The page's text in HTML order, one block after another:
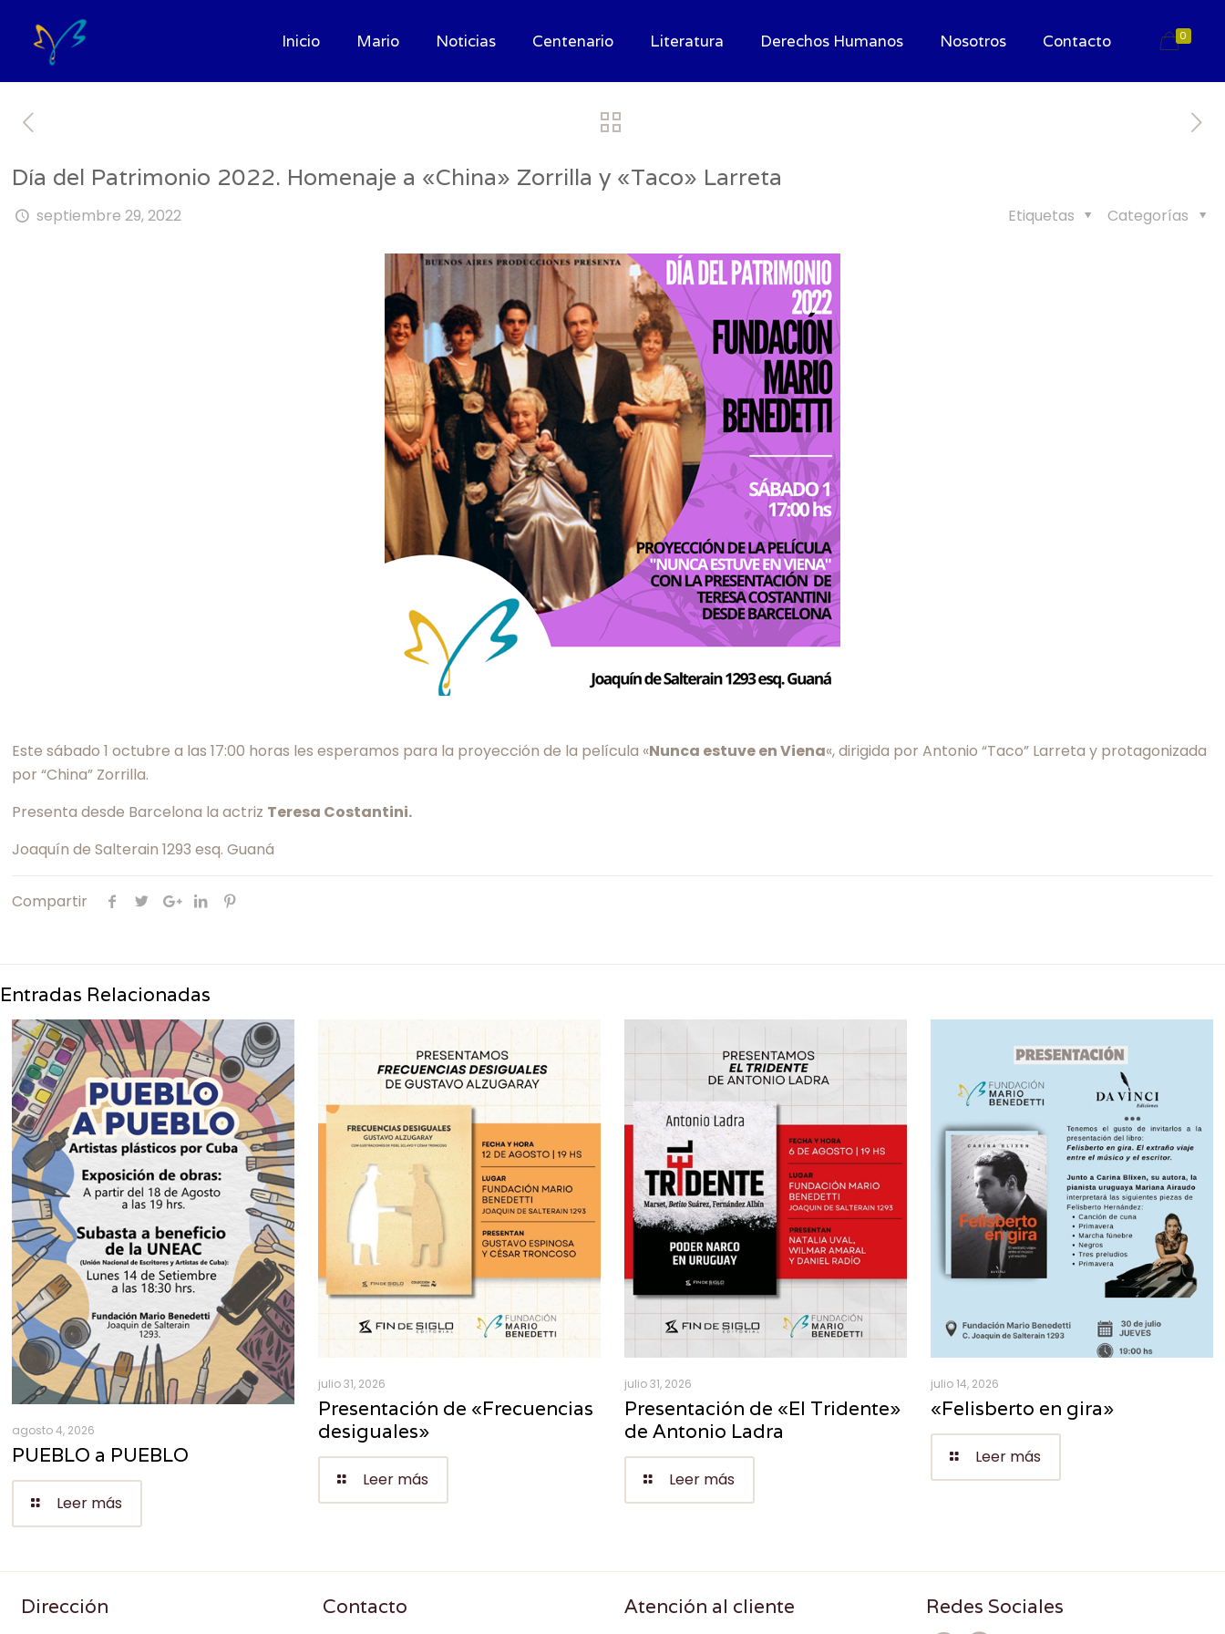
Inicio Mario Noticias Centenario Literatura Derechos Humanos Nosotros Contacto 0
Día del Patrimonio 2022. Homenaje a «China» Zorrilla y «Taco» Larreta
septiembre 29, 2022 Categorías
Etiquetas
Este sábado 1 octubre a las 17:00 horas les esperamos para la proyección de la película «Nunca estuve en Viena«, dirigida por Antonio “Taco” Larreta y protagonizada
por “China” Zorrilla.
Presenta desde Barcelona la actriz Teresa Costantini.
Joaquín de Salterain 1293 esq. Guaná
Compartir
Entradas Relacionadas
agosto 4, 2026
PUEBLO a PUEBLO
Leer más
julio 31, 2026
Presentación de «Frecuencias
desiguales»
Leer más
julio 31, 2026
Presentación de «El Tridente»
de Antonio Ladra
Leer más
julio 14, 2026
«Felisberto en gira»
Leer más
Dirección Contacto Atención al cliente Redes Sociales